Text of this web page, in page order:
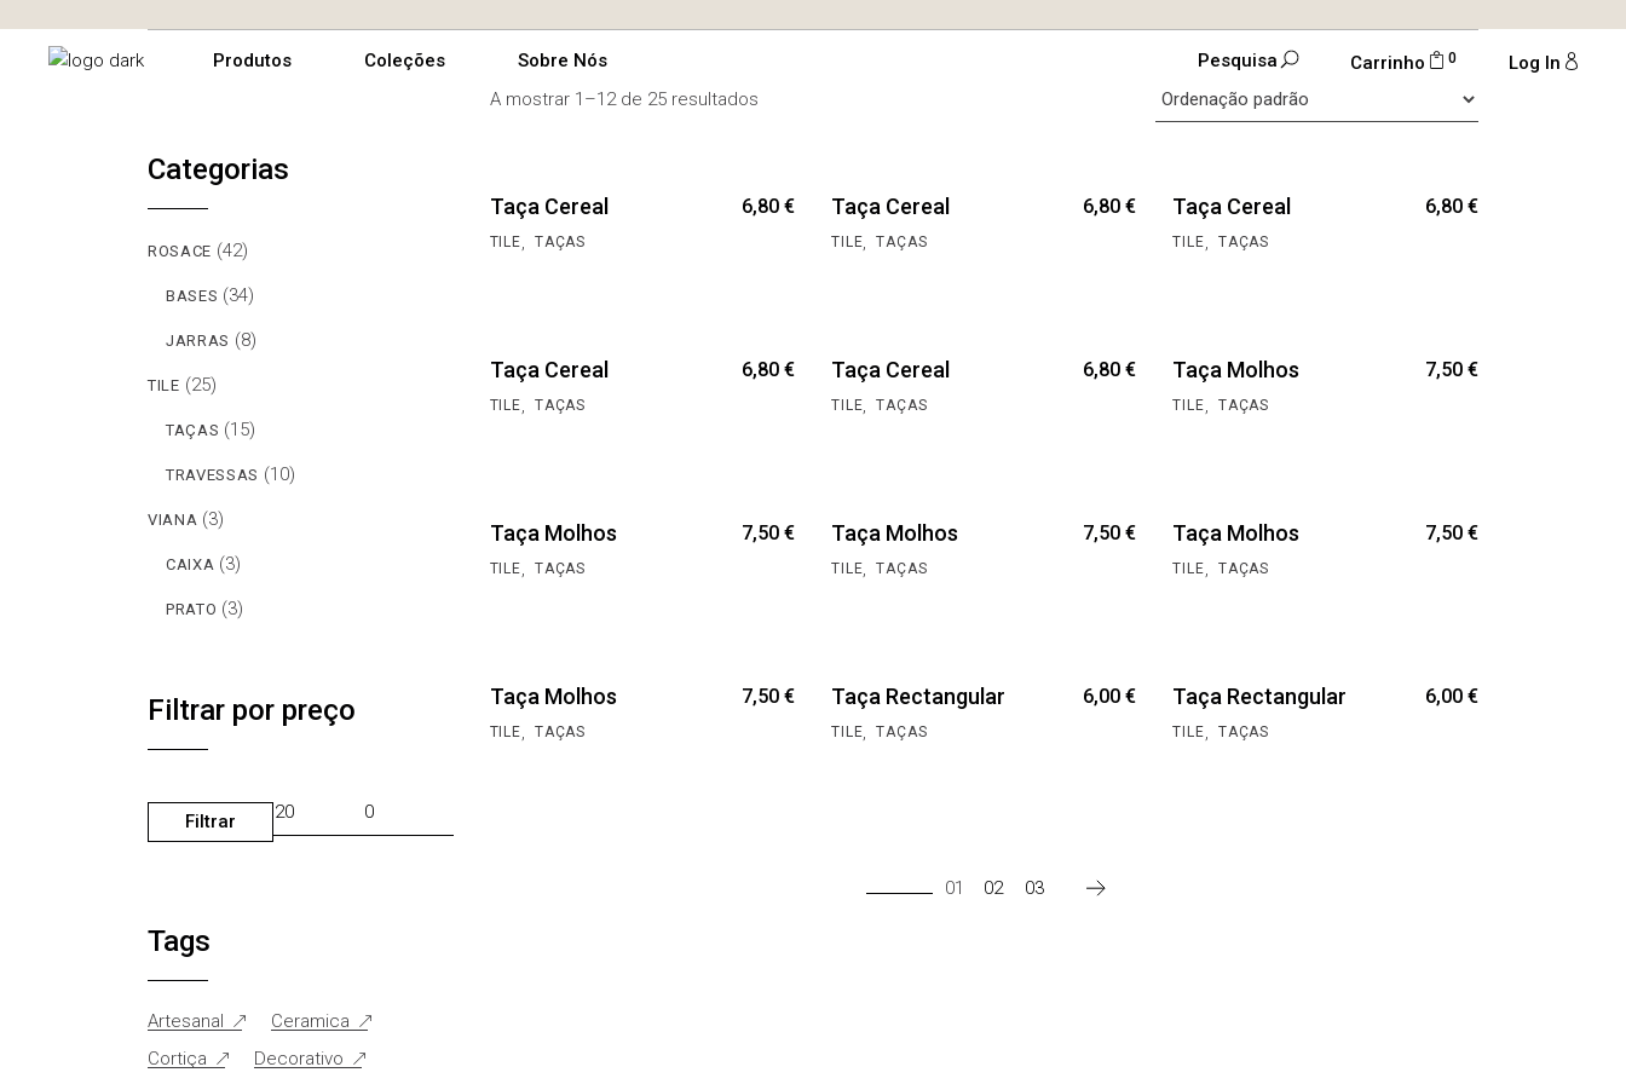
Produtos
Bases
Travessas
Taças
Coleções Sobre Nós
A nossa produção
Revenda
Contacte-nos
Pesquisa Carrinho 0 Log In
Bases
Taças
Rosace
Sobre Nós
A nossa produção
Onde nos encontrar
Revenda
Tile
A mostrar 1–12 de 25 resultados
Taça Cereal 6,80 €
TILE, TAÇAS
Taça Cereal 6,80€
TILE, TAÇAS
Taça Cereal 6,80 €
TILE, TAÇAS
Taça Cereal 6,80 €
TILE, TAÇAS
Taça Cereal 6,80€
TILE, TAÇAS
Taça Molhos 7,50 €
TILE, TAÇAS
Taça Molhos 7,50 €
TILE, TAÇAS
Taça Molhos 7,50€
TILE, TAÇAS
Taça Molhos 7,50 €
TILE, TAÇAS
Taça Molhos 7,50 €
TILE, TAÇAS
Taça Rectangular 6,00€
TILE, TAÇAS
Taça Rectangular 6,00 €
TILE, TAÇAS
01 02 03
Categorias
ROSACE (42)
BASES (34)
JARRAS (8)
TILE (25)
TAÇAS (15)
TRAVESSAS (10)
VIANA (3)
CAIXA (3)
PRATO (3)
Filtrar por preço
Filtrar
Tags
Artesanal
Ceramica
Cortiça
Decorativo